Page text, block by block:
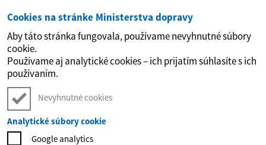
Preskočiť na hlavný obsah
Cookies na stránke Ministerstva dopravy
Aby táto stránka fungovala, používame nevyhnutné súbory
cookie.
Používame aj analytické cookies – ich prijatím súhlasíte s ich
používaním.
Nevyhnutné cookies
Analytické súbory cookie
Google analytics